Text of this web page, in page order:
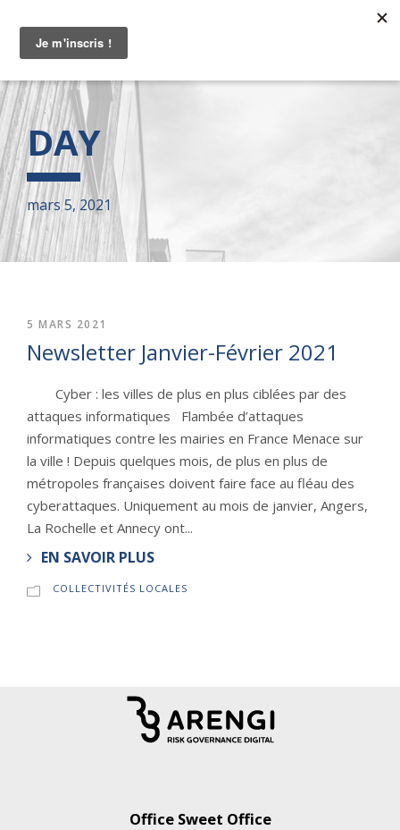
DAY
mars 5, 2021
5 MARS 2021
Newsletter Janvier-Février 2021
Cyber : les villes de plus en plus ciblées par des
attaques informatiques Flambée d’attaques
informatiques contre les mairies en France Menace sur
la ville ! Depuis quelques mois, de plus en plus de
métropoles françaises doivent faire face au fléau des
cyberattaques. Uniquement au mois de janvier, Angers,
La Rochelle et Annecy ont...
EN SAVOIR PLUS
COLLECTIVITÉS LOCALES
Office Sweet Office